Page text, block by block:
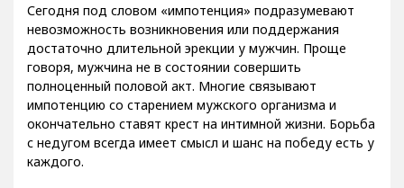
Сегодня под словом «импотенция» подразумевают
невозможность возникновения или поддержания
достаточно длительной эрекции у мужчин. Проще
говоря, мужчина не в состоянии совершить
полноценный половой акт. Многие связывают
импотенцию со старением мужского организма и
окончательно ставят крест на интимной жизни. Борьба
с недугом всегда имеет смысл и шанс на победу есть у
каждого.